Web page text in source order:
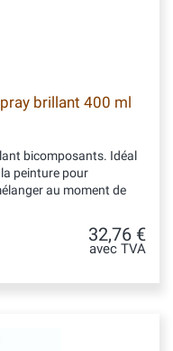
brillant 400 ml
bicomposants. Idéal
peinture pour
au moment de
32,76 €
avec TVA